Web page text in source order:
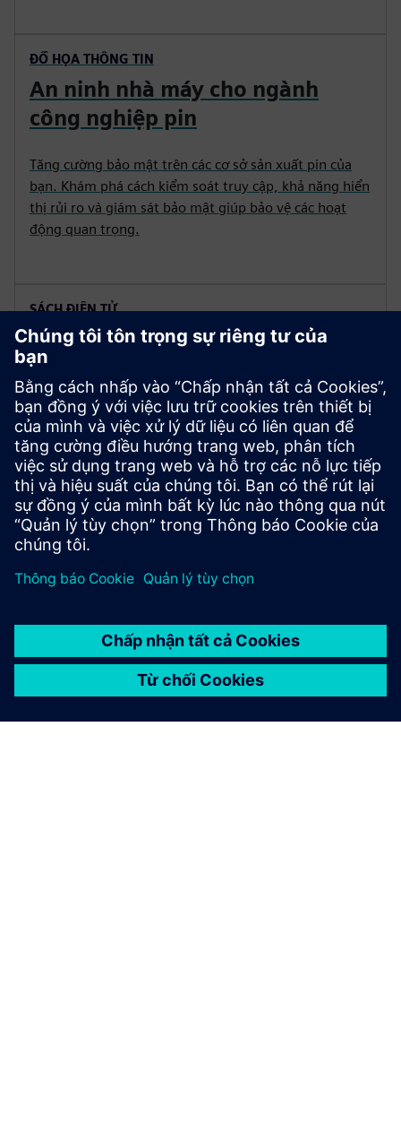
ĐỒ HỌA THÔNG TIN
An ninh nhà máy cho ngành
công nghiệp pin
Tăng cường bảo mật trên các cơ sở sản xuất pin của
bạn. Khám phá cách kiểm soát truy cập, khả năng hiển
thị rủi ro và giám sát bảo mật giúp bảo vệ các hoạt
động quan trọng.
SÁCH ĐIỆN TỬ
Bảo vệ sản xuất pin khỏi các mối
đe dọa mạng
Bảo vệ việc sản xuất pin khỏi các mối đe dọa mạng
đang phát triển. Khám phá bản thiết kế an ninh mạng
thực tế để đảm bảo hoạt động, sở hữu trí tuệ và khả
năng phục hồi sản xuất.